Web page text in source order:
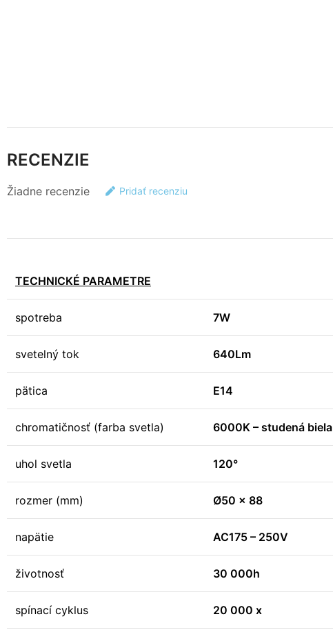
RECENZIE
Žiadne recenzie Pridať recenziu
TECHNICKÉ PARAMETRE
spotreba 7W
svetelný tok 640Lm
pätica E14
chromatičnosť (farba svetla) 6000K – studená biela
uhol svetla 120°
rozmer (mm) Ø50 x 88
napätie AC175 – 250V
životnosť 30 000h
spínací cyklus 20 000 x